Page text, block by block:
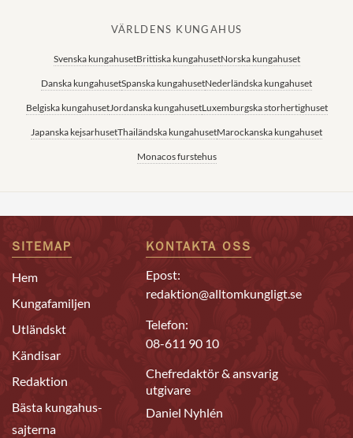
VÄRLDENS KUNGAHUS
Svenska kungahusetBrittiska kungahusetNorska kungahuset
Danska kungahusetSpanska kungahusetNederländska kungahuset
Belgiska kungahusetJordanska kungahusetLuxemburgska storhertighuset
Japanska kejsarhusetThailändska kungahusetMarockanska kungahuset
Monacos furstehus
SITEMAP
Hem
Kungafamiljen
Utländskt
Kändisar
Redaktion
Bästa kungahus-
sajterna
KONTAKTA OSS
Epost:
redaktion@alltomkungligt.se
Telefon:
08-611 90 10
Chefredaktör & ansvarig
utgivare
Daniel Nyhlén